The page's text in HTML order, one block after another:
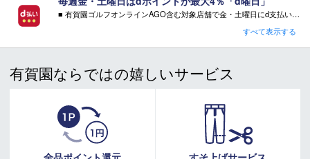
取り扱いサイズ
26.0～29.0cm
発売
2025年
■ 有賀園ゴルフオンラインAGO含む対象店舗で金・土曜日にd支払いをすると
■ キャンペーン期間：毎週 金・土曜日 AM 0:00 - PM 23:59
注意事項：
・有賀園ポイントの獲得には別途ログイン/新規登録が必要です。
・本特典は予告なく変更・中止させて頂く場合があります。
・本キャンペーンの特典を受ける場合、ドコモ専用ページでエントリーが必要です。
詳しくはこちらをご確認ください。
キャンペーンページ
すべて表示する
有賀園ならではの嬉しいサービス